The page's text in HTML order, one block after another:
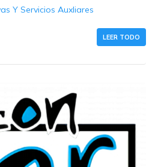
Y Servicios Auxliares
LEER TODO